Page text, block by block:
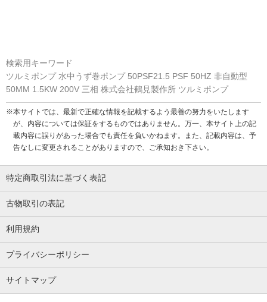
検索用キーワード
ツルミポンプ 水中うず巻ポンプ 50PSF21.5 PSF 50HZ 非自動型
50MM 1.5KW 200V 三相 株式会社鶴見製作所 ツルミポンプ
※本サイトでは、最新で正確な情報を記載するよう最善の努力をいたします
が、内容については保証をするものではありません。万一、本サイト上の記
載内容に誤りがあった場合でも責任を負いかねます。また、記載内容は、予
告なしに変更されることがありますので、ご承知おき下さい。
特定商取引法に基づく表記
古物取引の表記
利用規約
プライバシーポリシー
サイトマップ